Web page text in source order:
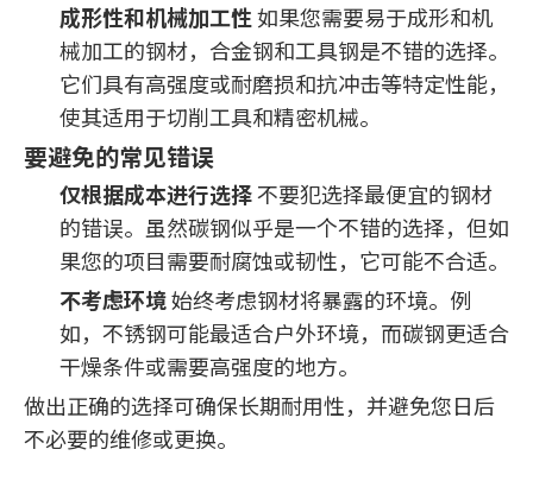
成形性和机械加工性如果您需要易于成形和机
械加工的钢材，合金钢和工具钢是不错的选择。
它们具有高强度或耐磨损和抗冲击等特定性能，
使其适用于切削工具和精密机械。
要避免的常见错误
仅根据成本进行选择不要犯选择最便宜的钢材
的错误。虽然碳钢似乎是一个不错的选择，但如
果您的项目需要耐腐蚀或韧性，它可能不合适。
不考虑环境始终考虑钢材将暴露的环境。例
如，不锈钢可能最适合户外环境，而碳钢更适合
干燥条件或需要高强度的地方。
做出正确的选择可确保长期耐用性，并避免您日后
不必要的维修或更换。